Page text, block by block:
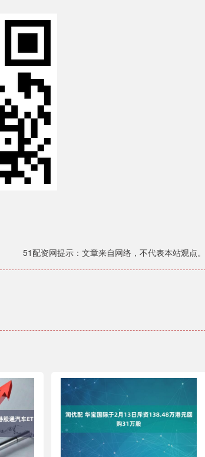
51配资网提示：文章来自网络，不代表本站观点。